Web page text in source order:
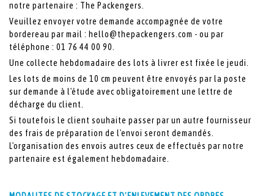
notre partenaire : The Packengers.
Veuillez envoyer votre demande accompagnée de votre
bordereau par mail : hello@thepackengers.com - ou par
téléphone : 01 76 44 00 90.
Une collecte hebdomadaire des lots à livrer est fixée le jeudi.
Les lots de moins de 10 cm peuvent être envoyés par la poste
sur demande à l'étude avec obligatoirement une lettre de
décharge du client.
Si toutefois le client souhaite passer par un autre fournisseur
des frais de préparation de l'envoi seront demandés.
L'organisation des envois autres ceux de effectués par notre
partenaire est également hebdomadaire.